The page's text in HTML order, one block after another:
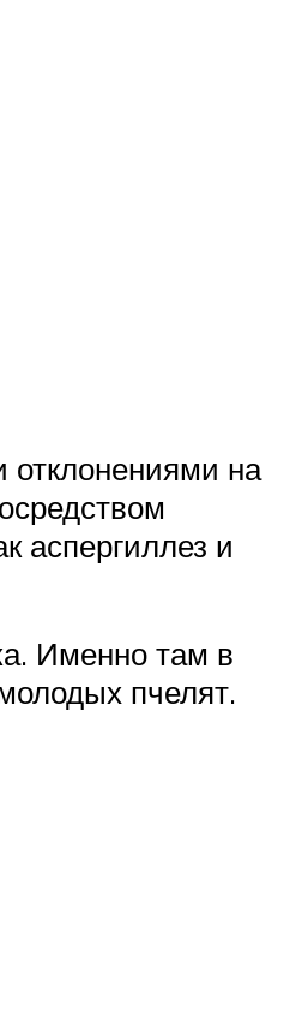
отклонениями на
аспергиллез и
Именно там в
пчелят.